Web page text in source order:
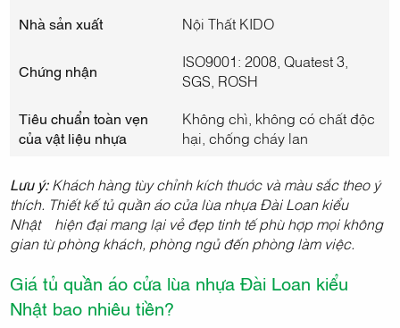
Nhà sản xuất
Nội Thất KIDO
Chứng nhận
ISO9001: 2008, Quatest 3,
SGS, ROSH
Tiêu chuẩn toàn vẹn
của vật liệu nhựa
Không chì, không có chất độc
hại, chống cháy lan
Lưu ý:Khách hàng tùy chỉnh kích thước và màu sắc theo ý
thích. Thiết kế tủ quần áo cửa lùa nhựa Đài Loan kiểu
Nhật hiện đại mang lại vẻ đẹp tinh tế phù hợp mọi không
gian từ phòng khách, phòng ngủ đến phòng làm việc.
Giá tủ quần áo cửa lùa nhựa Đài Loan kiểu
Nhật bao nhiêu tiền?